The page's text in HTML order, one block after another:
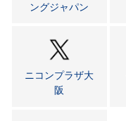
ングジャパン
ニコンプラザ大
阪